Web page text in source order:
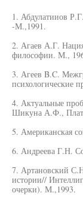
1. Абдулатииов
-М.,1991.
2. Агаев А.Г.
философии. М.,
3. Агеев B.C.
психологические
4. Актуальные
Шикуна А.Ф.,
5. Американская
6. Андреева Г.Н.
7. Артановский
истории//
очерки). М.,1993.